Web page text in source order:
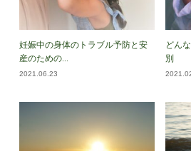
妊娠中の身体のトラブル予防と安
産のための...
2021.06.23
どん
別